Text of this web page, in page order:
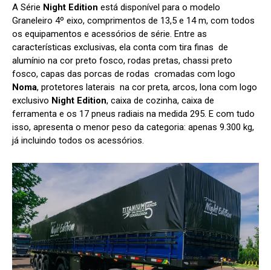
A Série Night Edition está disponível para o modelo
Graneleiro 4º eixo, comprimentos de 13,5 e 14 m, com todos
os equipamentos e acessórios de série. Entre as
características exclusivas, ela conta com tira finas de
alumínio na cor preto fosco, rodas pretas, chassi preto
fosco, capas das porcas de rodas cromadas com logo
Noma, protetores laterais na cor preta, arcos, lona com logo
exclusivo Night Edition, caixa de cozinha, caixa de
ferramenta e os 17 pneus radiais na medida 295. E com tudo
isso, apresenta o menor peso da categoria: apenas 9.300 kg,
já incluindo todos os acessórios.